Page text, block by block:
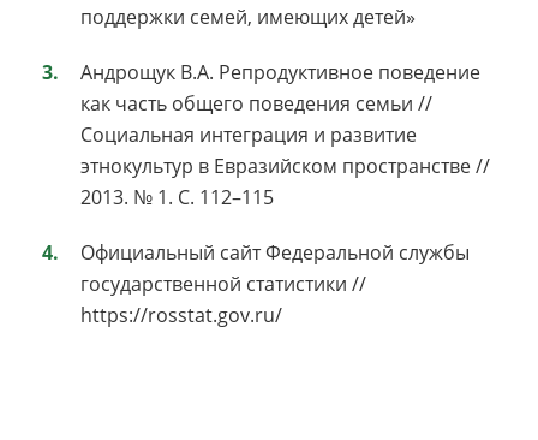
поддержки семей, имеющих детей»
Андрощук В.А. Репродуктивное поведение
как часть общего поведения семьи //
Социальная интеграция и развитие
этнокультур в Евразийском пространстве //
2013. № 1. С. 112–115
Официальный сайт Федеральной службы
государственной статистики //
https://rosstat.gov.ru/